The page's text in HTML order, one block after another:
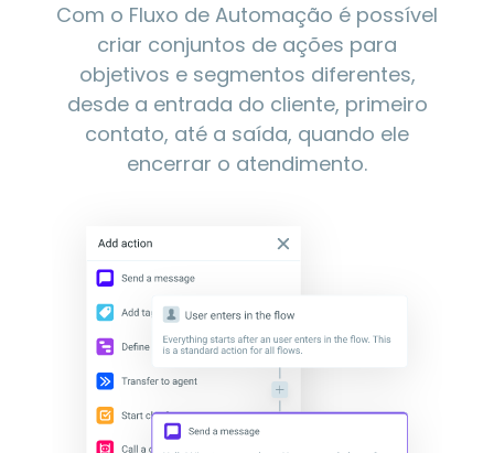
Com o Fluxo de Automação é possível
criar conjuntos de ações para
objetivos e segmentos diferentes,
desde a entrada do cliente, primeiro
contato, até a saída, quando ele
encerrar o atendimento.